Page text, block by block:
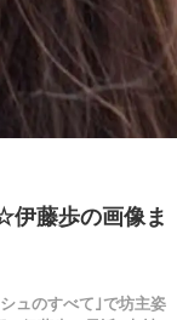
伊藤歩の画像ま
ュのすべて｣で坊主姿